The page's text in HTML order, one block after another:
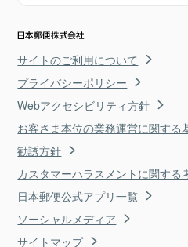
サイトのご利用について
プライバシーポリシー
Webアクセシビリティ方針
お客さま本位の業務運営に関する
勧誘方針
カスタマーハラスメントに関する
日本郵便公式アプリ一覧
ソーシャルメディア
サイトマップ